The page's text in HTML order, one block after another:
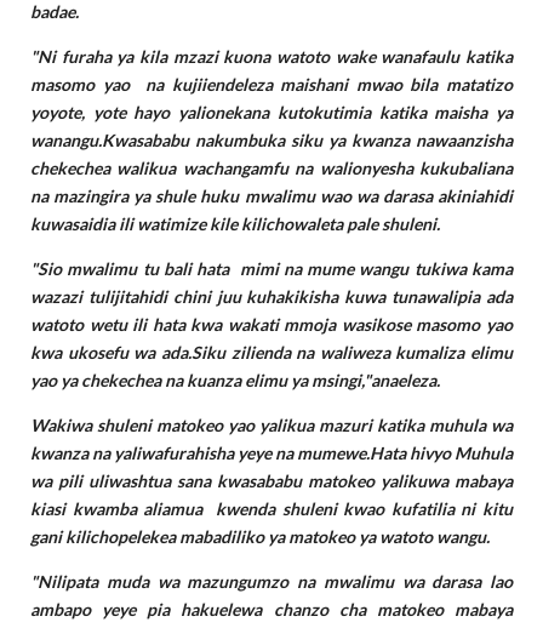
badae.
"Ni furaha ya kila mzazi kuona watoto wake wanafaulu katika
masomo yao na kujiiendeleza maishani mwao bila matatizo
yoyote, yote hayo yalionekana kutokutimia katika maisha ya
wanangu.Kwasababu nakumbuka siku ya kwanza nawaanzisha
chekechea walikua wachangamfu na walionyesha kukubaliana
na mazingira ya shule huku mwalimu wao wa darasa akiniahidi
kuwasaidia ili watimize kile kilichowaleta pale shuleni.
"Sio mwalimu tu bali hata mimi na mume wangu tukiwa kama
wazazi tulijitahidi chini juu kuhakikisha kuwa tunawalipia ada
watoto wetu ili hata kwa wakati mmoja wasikose masomo yao
kwa ukosefu wa ada.Siku zilienda na waliweza kumaliza elimu
yao ya chekechea na kuanza elimu ya msingi,"anaeleza.
Wakiwa shuleni matokeo yao yalikua mazuri katika muhula wa
kwanza na yaliwafurahisha yeye na mumewe.Hata hivyo Muhula
wa pili uliwashtua sana kwasababu matokeo yalikuwa mabaya
kiasi kwamba aliamua kwenda shuleni kwao kufatilia ni kitu
gani kilichopelekea mabadiliko ya matokeo ya watoto wangu.
"Nilipata muda wa mazungumzo na mwalimu wa darasa lao
ambapo yeye pia hakuelewa chanzo cha matokeo mabaya